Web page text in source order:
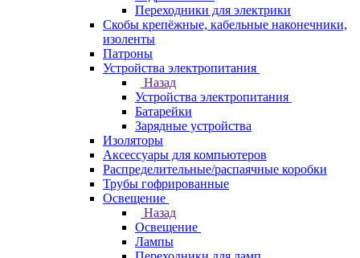
Переходники для электрики
Скобы крепёжные, кабельные наконечники,
изоленты
Патроны
Устройства электропитания
Назад
Устройства электропитания
Батарейки
Зарядные устройства
Изоляторы
Аксессуары для компьютеров
Распределительные/распаячные коробки
Трубы гофрированные
Освещение
Назад
Освещение
Лампы